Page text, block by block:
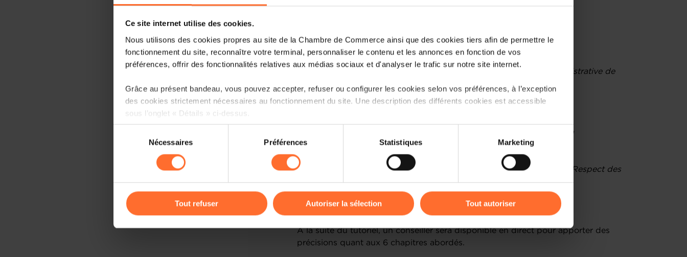
Ce site internet utilise des cookies.
Nous utilisons des cookies propres au site de la Chambre de Commerce ainsi que des cookies tiers afin de permettre le
fonctionnement du site, reconnaître votre terminal, personnaliser le contenu et les annonces en fonction de vos
préférences, offrir des fonctionnalités relatives aux médias sociaux et d'analyser le trafic sur notre site internet.
Grâce au présent bandeau, vous pouvez accepter, refuser ou configurer les cookies selon vos préférences, à l’exception
des cookies strictement nécessaires au fonctionnement du site. Une description des différents cookies est accessible
sous l’onglet « Détails » ci-dessus.
Il est précisé que la navigation sur le site et certaines fonctionnalités (ex : lecture de vidéos, partage sur les réseaux
sociaux, sauvegarde des préférences de lecture vidéo, personnalisation de l’affichage du site) peuvent être affectées en
cas de refus de tous les cookies ou des cookies non nécessaires.
gauche de chaque page.
Charte d’usage des cookieset notrePolitique de protection des données
consentement
Nécessaires Préférences Statistiques Marketing
Tout refuser Autoriser la sélection Tout autoriser
Chapitre 2 : Les Obligations liées à la TVA
Chapitre 3 : La Conservation des Documents liés à la Gestion Administrative de
l’Entreprise
Chapitre 5 : Ouvrir et Maintenir un Compte Bancaire Professionnel au
Luxembourg
Chapitre 6 : La Responsabilité des Dirigeants dans le Cadre du Non-Respect des
Obligations Comptables et Fiscales de l’Entreprise
A propos du Q&As en live (30’) :
À la suite du tutoriel, un conseiller sera disponible en direct pour apporter des
précisions quant aux 6 chapitres abordés.